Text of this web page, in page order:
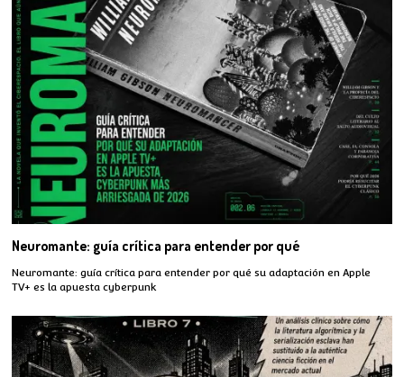
Neuromante: guía crítica para entender por qué
Neuromante: guía crítica para entender por qué su adaptación en Apple
TV+ es la apuesta cyberpunk